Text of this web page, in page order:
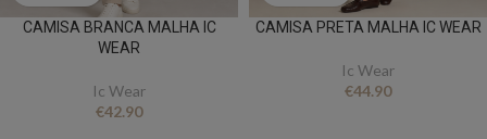
CAMISA BRANCA MALHA IC
WEAR
Ic Wear
€42.90
CAMISA PRETA MALHA IC WEAR
Ic Wear
€44.90